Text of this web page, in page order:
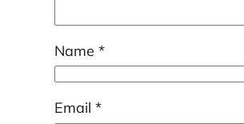
Name *
Email *